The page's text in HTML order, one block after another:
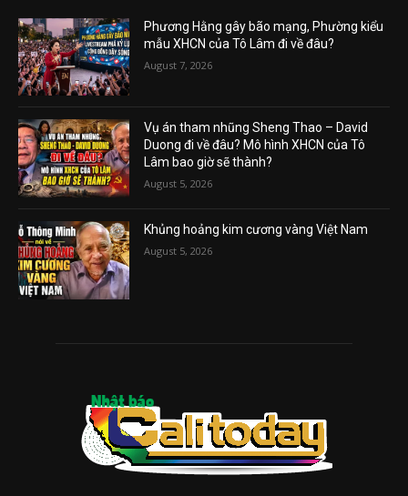
Phương Hằng gây bão mạng, Phường kiểu
mẫu XHCN của Tô Lâm đi về đâu?
August 7, 2026
Vụ án tham nhũng Sheng Thao – David
Duong đi về đâu? Mô hình XHCN của Tô
Lâm bao giờ sẽ thành?
August 5, 2026
Khủng hoảng kim cương vàng Việt Nam
August 5, 2026